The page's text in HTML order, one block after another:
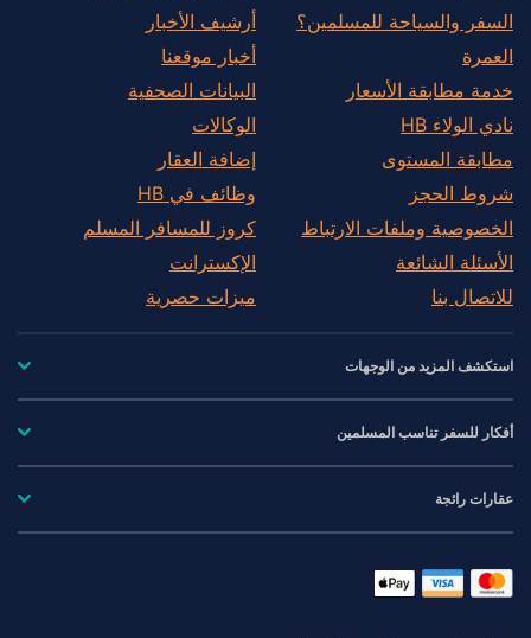
السفر والسياحة للمسلمين؟
العمرة
خدمة مطابقة الأسعار
نادي الولاء HB
مطابقة المستوى
شروط الحجز
الخصوصية وملفات الارتباط
الأسئلة الشائعة
للاتصال بنا
أرشيف الأخبار
أخبار موقعنا
البيانات الصحفية
الوكالات
إضافة العقار
وظائف في HB
كروز للمسافر المسلم
الإكسترانت
ميزات حصرية
استكشف المزيد من الوجهات
أفكار للسفر تناسب المسلمين
عقارات رائجة